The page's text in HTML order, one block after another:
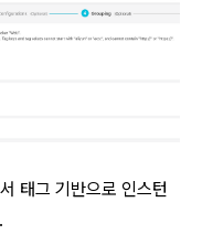
태그 기반으로 인스턴